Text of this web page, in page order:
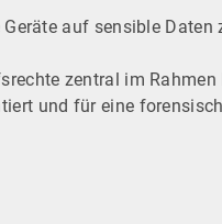
auf sensible
zentral im
und für eine